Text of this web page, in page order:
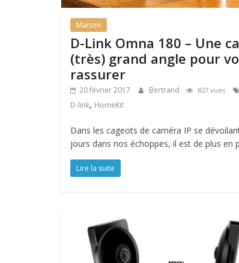
Maison
D-Link Omna 180 – Une
(très) grand angle pour
rassurer
20 février 2017 Bertrand 827 vues
D-link, HomeKit
Dans les cageots de caméra IP se
jours dans nos échoppes, il est de plus en
Lire la suite